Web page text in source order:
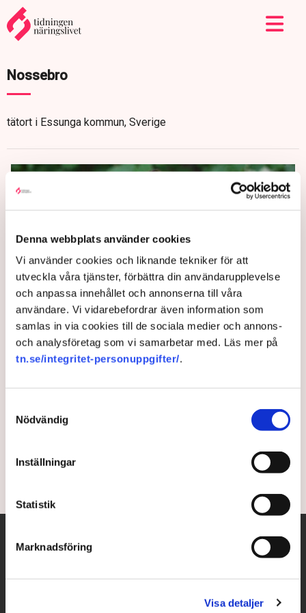
Denna webbplats använder cookies
Vi använder cookies och liknande tekniker för att
utveckla våra tjänster, förbättra din användarupplevelse
och anpassa innehållet och annonserna till våra
användare. Vi vidarebefordrar även information som
samlas in via cookies till de sociala medier och annons-
och analysföretag som vi samarbetar med. Läs mer på
tn.se/integritet-personuppgifter/.
Nödvändig
Inställningar
Statistik
Marknadsföring
Visa detaljer
Nossebro
tätort i Essunga kommun, Sverige
Transport varslar om taxi-
strejk – ”Olyckligt”
taxinäringen. Det riskerar att försvåra branschens
återhämtning, menar Biltrafikens